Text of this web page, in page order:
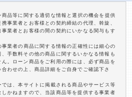
品等に関する適切な情報と選択の機会を提供
事業者とお客様との契約締結の代理、斡旋、
業者とお客様の間の契約にいかなる関与もす
業者の商品に関する情報の正確性には細心の
手数料その他の商品に関するいかなる情報も
。ローン商品をご利用の際には、必ず商品を
わせの上、商品詳細をご自身でご確認下さ
は、本サイトに掲載される商品やサービス等
かねますので、当該商品等を提供する事業者